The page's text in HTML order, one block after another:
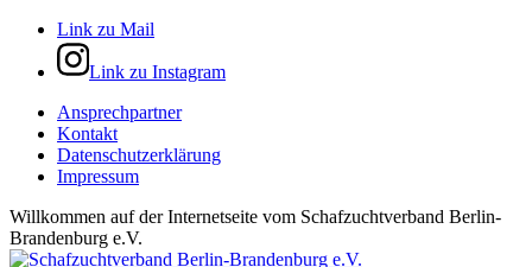
Link zu Mail
Link zu Instagram
Ansprechpartner
Kontakt
Datenschutzerklärung
Impressum
Willkommen auf der Internetseite vom Schafzuchtverband Berlin-
Brandenburg e.V.